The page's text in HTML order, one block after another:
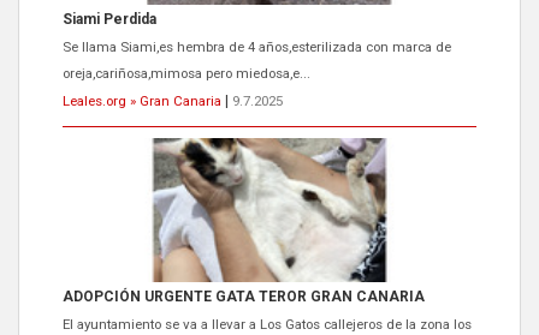
Siami Perdida
Se llama Siami,es hembra de 4 años,esterilizada con marca de
oreja,cariñosa,mimosa pero miedosa,e...
Leales.org » Gran Canaria
9.7.2025
ADOPCIÓN URGENTE GATA TEROR GRAN CANARIA
El ayuntamiento se va a llevar a Los Gatos callejeros de la zona los